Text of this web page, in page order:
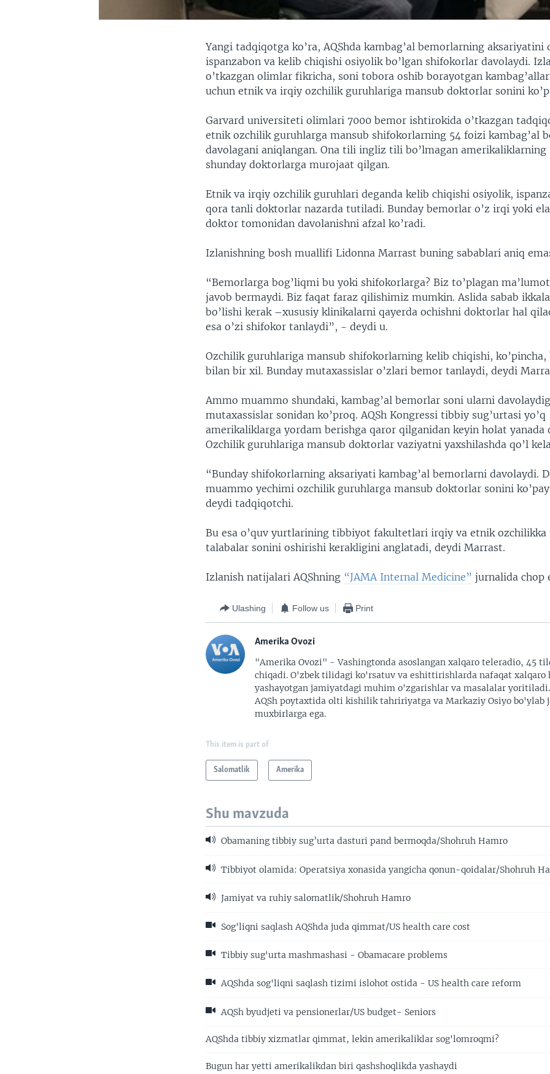
Yangi tadqiqotga ko’ra, AQShda kambag’al bemorlarning aksariyatini
ispanzabon va kelib chiqishi osiyolik bo’lgan shifokorlar davolaydi.
o’tkazgan olimlar fikricha, soni tobora oshib borayotgan
uchun etnik va irqiy ozchilik guruhlariga mansub doktorlar sonini
Garvard universiteti olimlari 7000 bemor ishtirokida o’tkazgan
etnik ozchilik guruhlarga mansub shifokorlarning 54 foizi kambag’al
davolagani aniqlangan. Ona tili ingliz tili bo’lmagan amerikaliklarning
shunday doktorlarga murojaat qilgan.
Etnik va irqiy ozchilik guruhlari deganda kelib chiqishi osiyolik,
qora tanli doktorlar nazarda tutiladi. Bunday bemorlar o’z irqi yoki
doktor tomonidan davolanishni afzal ko’radi.
Izlanishning bosh muallifi Lidonna Marrast buning sabablari aniq
“Bemorlarga bog’liqmi bu yoki shifokorlarga? Biz to’plagan
javob bermaydi. Biz faqat faraz qilishimiz mumkin. Aslida sabab
bo’lishi kerak –xususiy klinikalarni qayerda ochishni doktorlar hal
esa o’zi shifokor tanlaydi”, - deydi u.
Ozchilik guruhlariga mansub shifokorlarning kelib chiqishi,
bilan bir xil. Bunday mutaxassislar o’zlari bemor tanlaydi, deydi
Ammo muammo shundaki, kambag’al bemorlar soni ularni
mutaxassislar sonidan ko’proq. AQSh Kongressi tibbiy sug’urtasi yo’q
amerikaliklarga yordam berishga qaror qilganidan keyin holat yanada
Ozchilik guruhlariga mansub doktorlar vaziyatni yaxshilashda qo’l
“Bunday shifokorlarning aksariyati kambag’al bemorlarni davolaydi.
muammo yechimi ozchilik guruhlarga mansub doktorlar sonini
deydi tadqiqotchi.
Bu esa o’quv yurtlarining tibbiyot fakultetlari irqiy va etnik ozchilikka
talabalar sonini oshirishi kerakligini anglatadi, deydi Marrast.
Izlanish natijalari AQShning “JAMA Internal Medicine” jurnalida chop
Ulashing Follow us Print
Amerika Ovozi
"Amerika Ovozi" - Vashingtonda asoslangan xalqaro teleradio, 45
chiqadi. O'zbek tilidagi ko'rsatuv va eshittirishlarda nafaqat xalqaro
yashayotgan jamiyatdagi muhim o'zgarishlar va masalalar
AQSh poytaxtida olti kishilik tahririyatga va Markaziy Osiyo bo'ylab
muxbirlarga ega.
This item is part of
Salomatlik Amerika
Shu mavzuda
Obamaning tibbiy sug’urta dasturi pand bermoqda/Shohruh Hamro
Tibbiyot olamida: Operatsiya xonasida yangicha qonun-qoidalar/Shohruh
Jamiyat va ruhiy salomatlik/Shohruh Hamro
Sog'liqni saqlash AQShda juda qimmat/US health care cost
Tibbiy sug'urta mashmashasi - Obamacare problems
AQShda sog'liqni saqlash tizimi islohot ostida - US health care reform
AQSh byudjeti va pensionerlar/US budget- Seniors
AQShda tibbiy xizmatlar qimmat, lekin amerikaliklar sog'lomroqmi?
Bugun har yetti amerikalikdan biri qashshoqlikda yashaydi